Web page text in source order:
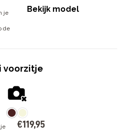
je
de
Bekijk model
voorzitje
€119,95